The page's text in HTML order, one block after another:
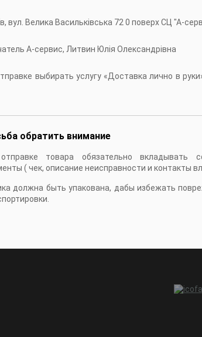
вул. Велика Васильківська 72 0 поверх СЦ "А-
А-сервис, Литвин Юлія Олександрівна
выбирать услугу «Доставка лично в
обратить внимание
товара обязательно вкладывать
( чек, описание неисправности и контакты
должна быть упакована, дабы избежать